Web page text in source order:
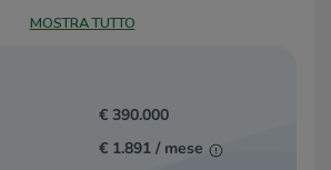
MOSTRA TUTTO
€ 390.000
€ 1.891 / mese